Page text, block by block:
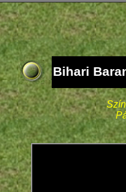
Bihari